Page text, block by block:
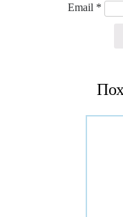
Email *